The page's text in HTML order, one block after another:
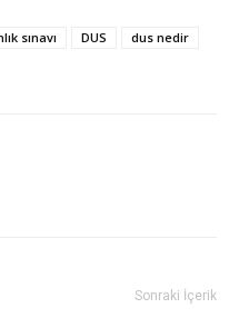
sınavı DUS
dus nedir
Sonraki İçerik